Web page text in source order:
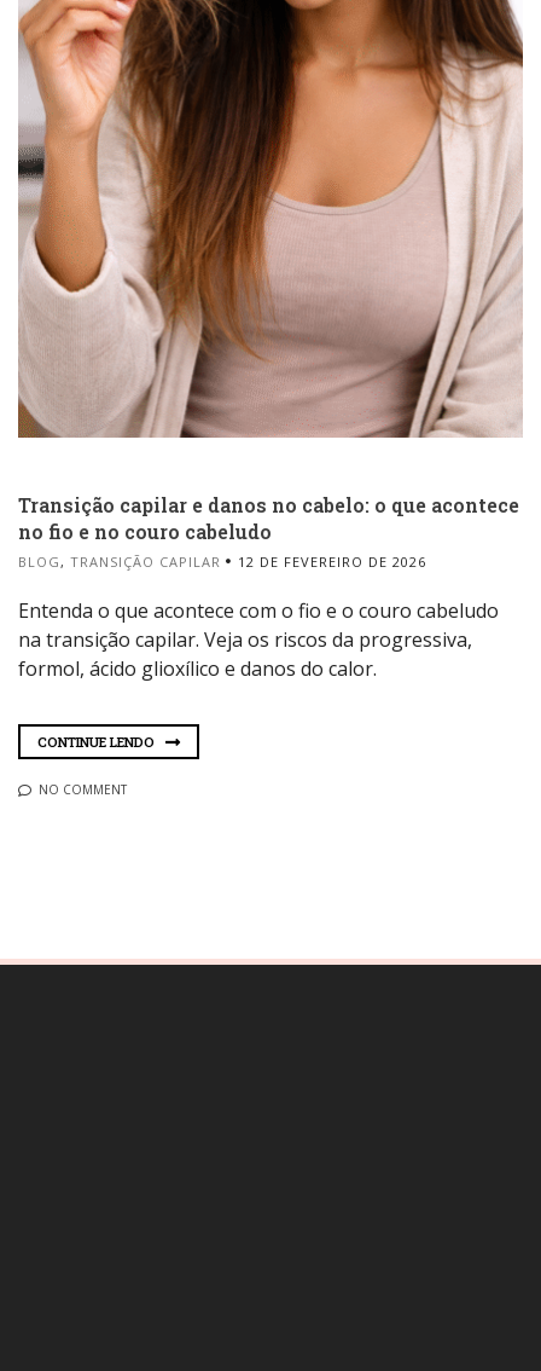
Transição capilar e danos no cabelo: o que acontece
no fio e no couro cabeludo
BLOG , TRANSIÇÃO CAPILAR 12 DE FEVEREIRO DE 2026
Entenda o que acontece com o fio e o couro cabeludo
na transição capilar. Veja os riscos da progressiva,
formol, ácido glioxílico e danos do calor.
CONTINUE LENDO
NO COMMENT